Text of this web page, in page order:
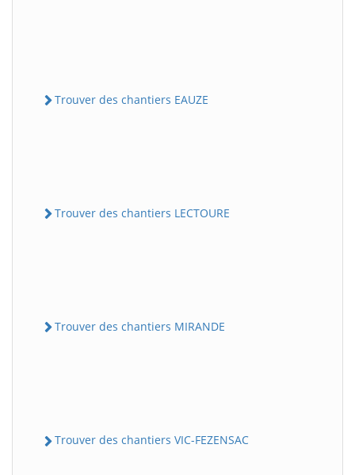
Trouver des chantiers EAUZE
Trouver des chantiers LECTOURE
Trouver des chantiers MIRANDE
Trouver des chantiers VIC-FEZENSAC